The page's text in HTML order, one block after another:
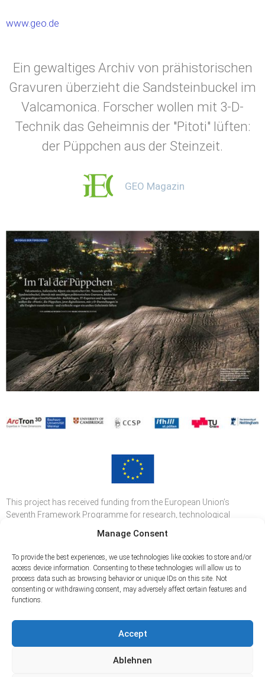
Manage Consent
To provide the best experiences, we use technologies like cookies to store and/or
access device information. Consenting to these technologies will allow us to
process data such as browsing behavior or unique IDs on this site. Not
consenting or withdrawing consent, may adversely affect certain features and
functions.
Accept
Ablehnen
www.geo.de
Ein gewaltiges Archiv von prähistorischen
Gravuren überzieht die Sandsteinbuckel im
Valcamonica. Forscher wollen mit 3-D-
Technik das Geheimnis der "Pitoti" lüften:
der Püppchen aus der Steinzeit.
GEO Magazin
This project has received funding from the European Union’s
Seventh Framework Programme for research, technological